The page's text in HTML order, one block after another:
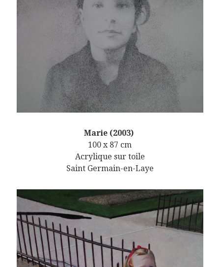
Marie (2003)
100 x 87 cm
Acrylique sur toile
Saint Germain-en-Laye